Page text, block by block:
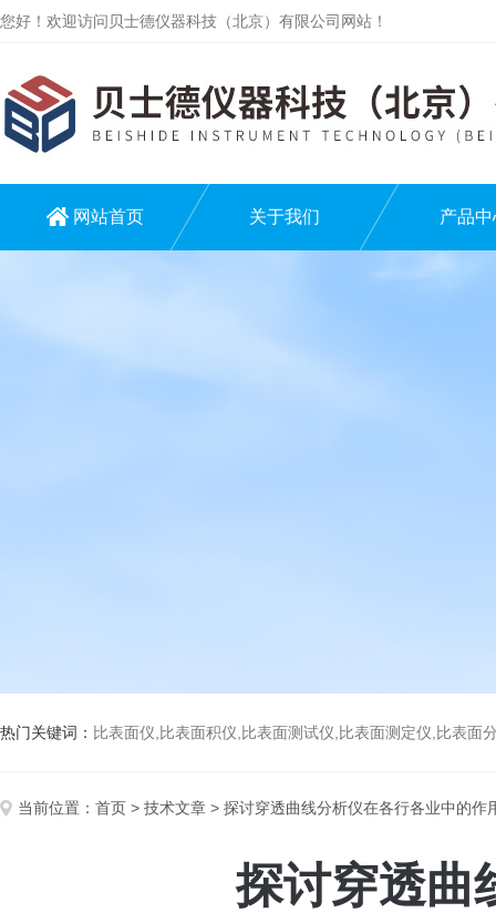
您好！欢迎访问贝士德仪器科技（北京）有限公司网站！
网站首页 关于我们 产品中
热门关键词： 比表面仪,比表面积仪,比表面测试仪,比表面测定仪,比表面分析仪,比表
当前位置： 首页 > 技术文章 > 探讨穿透曲线分析仪在各行各业中的作
探讨穿透曲